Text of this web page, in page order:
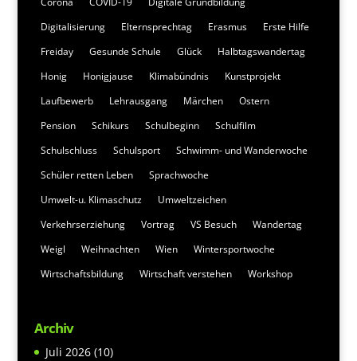
Digitalisierung
Elternsprechtag Erasmus
Erste Hilfe
Freiday
Gesunde Schule Glück
Halbtagswandertag
Honig
Honigjause Klimabündnis
Kunstprojekt
Laufbewerb
Lehrausgang Märchen
Ostern
Pension
Schikurs Schulbeginn
Schulfilm
Schulschluss
Schulsport
Schwimm- und Wanderwoche
Schüler retten Leben
Sprachwoche
Umwelt-u. Klimaschutz
Umweltzeichen
Verkehrserziehung
Vortrag VS Besuch
Wandertag
Weigl
Weihnachten Wien
Wintersportwoche
Wirtschaftsbildung
Wirtschaft verstehen Workshop
Archiv
Juli 2026(10)